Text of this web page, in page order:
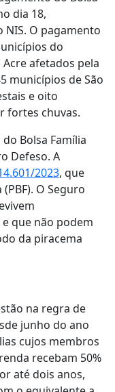
dia 18,
O pagamento
do
afetados pela
municípios de São
e oito
fortes chuvas.
Bolsa Família
Defeso. A
2023, que
O Seguro
que não podem
da piracema
na regra de
junho do ano
cujos membros
recebam 50%
até dois anos,